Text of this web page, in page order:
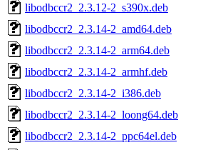
libodbccr2_2.3.12-2_s390x.deb
libodbccr2_2.3.14-2_amd64.deb
libodbccr2_2.3.14-2_arm64.deb
libodbccr2_2.3.14-2_armhf.deb
libodbccr2_2.3.14-2_i386.deb
libodbccr2_2.3.14-2_loong64.deb
libodbccr2_2.3.14-2_ppc64el.deb